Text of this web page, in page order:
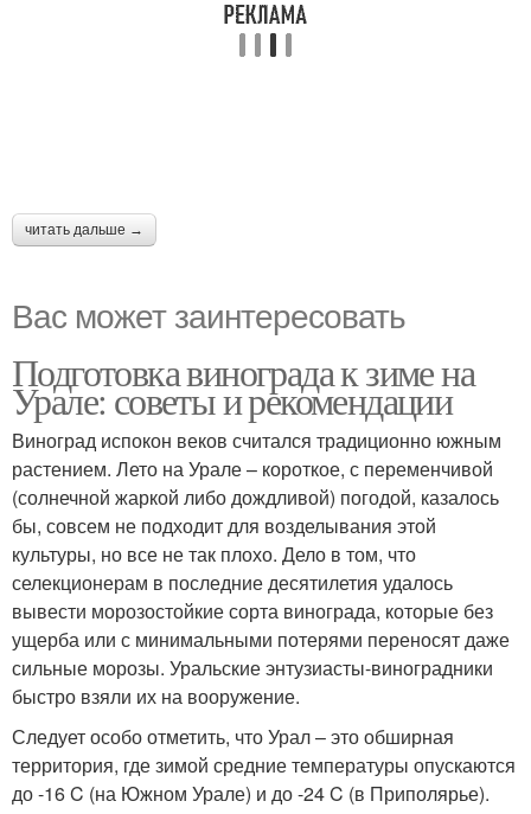
читать дальше →
Вас может заинтересовать
Подготовка винограда к зиме на
Урале: советы и рекомендации
Виноград испокон веков считался традиционно южным
растением. Лето на Урале – короткое, с переменчивой
(солнечной жаркой либо дождливой) погодой, казалось
бы, совсем не подходит для возделывания этой
культуры, но все не так плохо. Дело в том, что
селекционерам в последние десятилетия удалось
вывести морозостойкие сорта винограда, которые без
ущерба или с минимальными потерями переносят даже
сильные морозы. Уральские энтузиасты-виноградники
быстро взяли их на вооружение.
Следует особо отметить, что Урал – это обширная
территория, где зимой средние температуры опускаются
до -16 C (на Южном Урале) и до -24 C (в Приполярье).